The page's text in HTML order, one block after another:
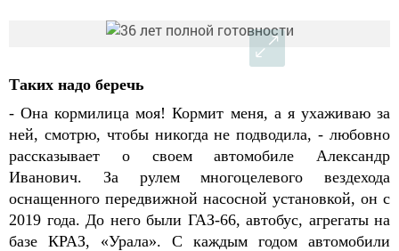
Таких надо беречь
- Она кормилица моя! Кормит меня, а я ухаживаю за
ней, смотрю, чтобы никогда не подводила, - любовно
рассказывает о своем автомобиле Александр
Иванович. За рулем многоцелевого вездехода
оснащенного передвижной насосной установкой, он с
2019 года. До негобыли ГАЗ-66, автобус, агрегаты на
базе КРАЗ, «Урала». С каждым годом автомобили